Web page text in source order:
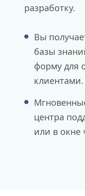
разработку.
Вы
базы
форму для
клиентами.
центра
или в окне